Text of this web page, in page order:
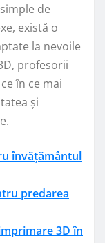
de
există o
la nevoile
profesorii
în ce mai
și
învățământul
predarea
3D în